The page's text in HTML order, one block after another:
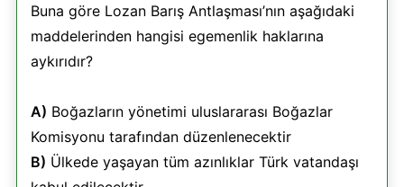
Buna göre Lozan Barış Antlaşması’nın aşağıdaki
maddelerinden hangisi egemenlik haklarına
aykırıdır?
A) Boğazların yönetimi uluslararası Boğazlar
Komisyonu tarafından düzenlenecektir
B) Ülkede yaşayan tüm azınlıklar Türk vatandaşı